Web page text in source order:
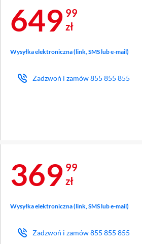
Cena
649 99
zł
Wysyłka elektroniczna (link, SMS lub e-mail)
Zadzwoń i zamów855 855 855
Cena
369 99
zł
Wysyłka elektroniczna (link, SMS lub e-mail)
Zadzwoń i zamów855 855 855